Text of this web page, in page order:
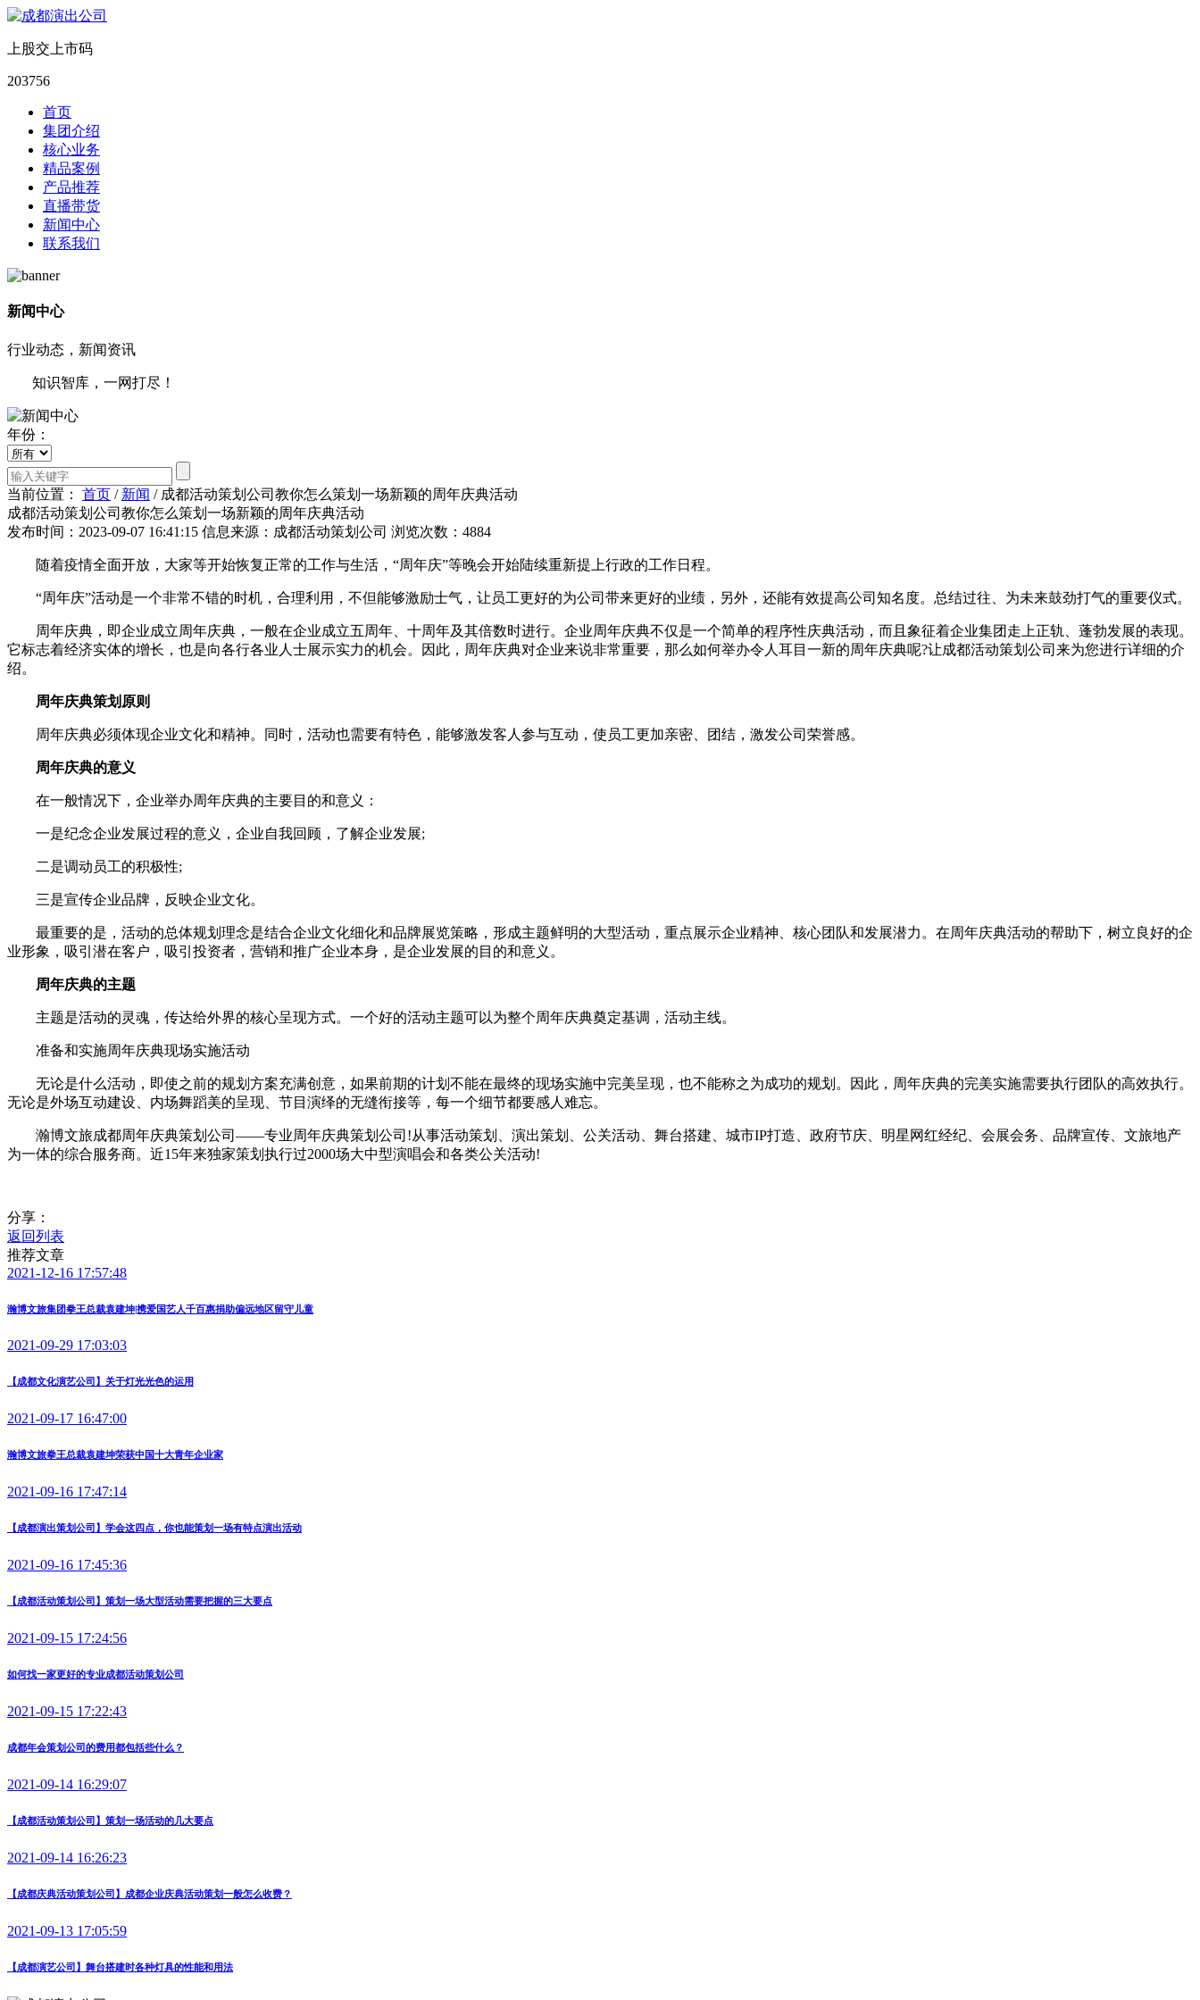
上股交上市码
203756
首页
集团介绍
核心业务
精品案例
产品推荐
直播带货
新闻中心
联系我们
新闻中心
行业动态，新闻资讯
知识智库，一网打尽！
年份：
当前位置： 首页 / 新闻 / 成都活动策划公司教你怎么策划一场新颖的周年庆典活动
成都活动策划公司教你怎么策划一场新颖的周年庆典活动
发布时间：2023-09-07 16:41:15 信息来源：成都活动策划公司 浏览次数：4884
随着疫情全面开放，大家等开始恢复正常的工作与生活，“周年庆”等晚会开始陆续重新提上行政的工作日程。
“周年庆”活动是一个非常不错的时机，合理利用，不但能够激励士气，让员工更好的为公司带来更好的业绩，另外，还能有效提高公司知名度。总结过往、为未来鼓劲打气的重要仪式。
周年庆典，即企业成立周年庆典，一般在企业成立五周年、十周年及其倍数时进行。企业周年庆典不仅是一个简单的程序性庆典活动，而且象征着企业集团走上正轨、蓬勃发展的表现。
它标志着经济实体的增长，也是向各行各业人士展示实力的机会。因此，周年庆典对企业来说非常重要，那么如何举办令人耳目一新的周年庆典呢?让成都活动策划公司来为您进行详细的介
绍。
周年庆典策划原则
周年庆典必须体现企业文化和精神。同时，活动也需要有特色，能够激发客人参与互动，使员工更加亲密、团结，激发公司荣誉感。
周年庆典的意义
在一般情况下，企业举办周年庆典的主要目的和意义：
一是纪念企业发展过程的意义，企业自我回顾，了解企业发展;
二是调动员工的积极性;
三是宣传企业品牌，反映企业文化。
最重要的是，活动的总体规划理念是结合企业文化细化和品牌展览策略，形成主题鲜明的大型活动，重点展示企业精神、核心团队和发展潜力。在周年庆典活动的帮助下，树立良好的企
业形象，吸引潜在客户，吸引投资者，营销和推广企业本身，是企业发展的目的和意义。
周年庆典的主题
主题是活动的灵魂，传达给外界的核心呈现方式。一个好的活动主题可以为整个周年庆典奠定基调，活动主线。
准备和实施周年庆典现场实施活动
无论是什么活动，即使之前的规划方案充满创意，如果前期的计划不能在最终的现场实施中完美呈现，也不能称之为成功的规划。因此，周年庆典的完美实施需要执行团队的高效执行。
无论是外场互动建设、内场舞蹈美的呈现、节目演绎的无缝衔接等，每一个细节都要感人难忘。
瀚博文旅成都周年庆典策划公司——专业周年庆典策划公司!从事活动策划、演出策划、公关活动、舞台搭建、城市IP打造、政府节庆、明星网红经纪、会展会务、品牌宣传、文旅地产
为一体的综合服务商。近15年来独家策划执行过2000场大中型演唱会和各类公关活动!
分享：
返回列表
推荐文章
2021-12-16 17:57:48
瀚博文旅集团拳王总裁袁建坤|携爱国艺人千百惠捐助偏远地区留守儿童
2021-09-29 17:03:03
【成都文化演艺公司】关于灯光光色的运用
2021-09-17 16:47:00
瀚博文旅拳王总裁袁建坤荣获中国十大青年企业家
2021-09-16 17:47:14
【成都演出策划公司】学会这四点，你也能策划一场有特点演出活动
2021-09-16 17:45:36
【成都活动策划公司】策划一场大型活动需要把握的三大要点
2021-09-15 17:24:56
如何找一家更好的专业成都活动策划公司
2021-09-15 17:22:43
成都年会策划公司的费用都包括些什么？
2021-09-14 16:29:07
【成都活动策划公司】策划一场活动的几大要点
2021-09-14 16:26:23
【成都庆典活动策划公司】成都企业庆典活动策划一般怎么收费？
2021-09-13 17:05:59
【成都演艺公司】舞台搭建时各种灯具的性能和用法